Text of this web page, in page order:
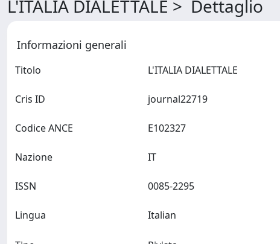
L'ITALIA DIALETTALE > Dettaglio
Informazioni generali
Titolo
Cris ID
Codice ANCE
Nazione
ISSN
Lingua